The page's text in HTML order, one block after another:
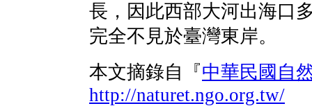
長，因此西部大河出海口
完全不見於臺灣東岸。
本文摘錄自『中華民國自
http://naturet.ngo.org.tw/